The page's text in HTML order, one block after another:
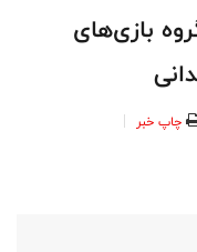
بازی‌های
چاپ خبر